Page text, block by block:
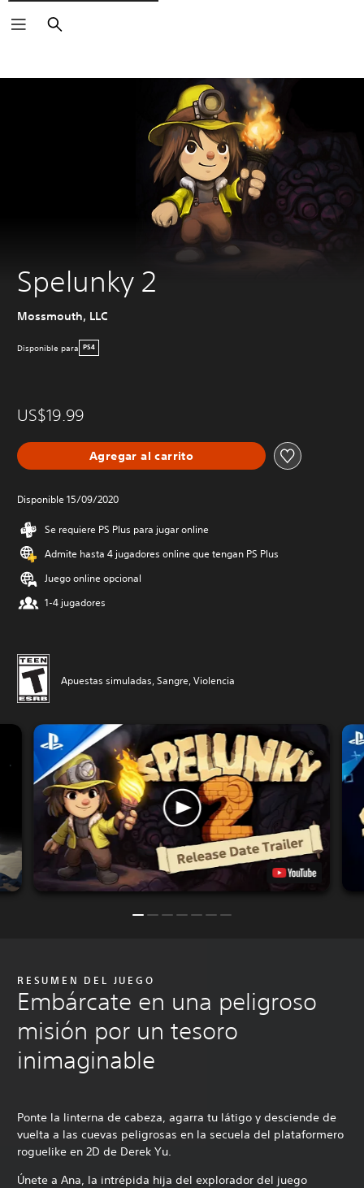
Buscar
Spelunky 2
Mossmouth, LLC
Disponible para PS4
US$19.99
Agregar al carrito
Disponible 15/09/2020
Se requiere PS Plus para jugar online
Admite hasta 4 jugadores online que tengan PS Plus
Juego online opcional
1-4 jugadores
Apuestas simuladas, Sangre, Violencia
RESUMEN DEL JUEGO
Embárcate en una peligroso
misión por un tesoro
inimaginable
Ponte la linterna de cabeza, agarra tu látigo y desciende de
vuelta a las cuevas peligrosas en la secuela del plataformero
roguelike en 2D de Derek Yu.
Únete a Ana, la intrépida hija del explorador del juego